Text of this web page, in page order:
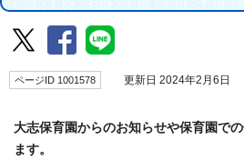
ページID 1001578 更新日 2024年2月6日
大志保育園からのお知らせや保育園で
ます。